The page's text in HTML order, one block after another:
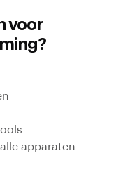
voor
apparaten